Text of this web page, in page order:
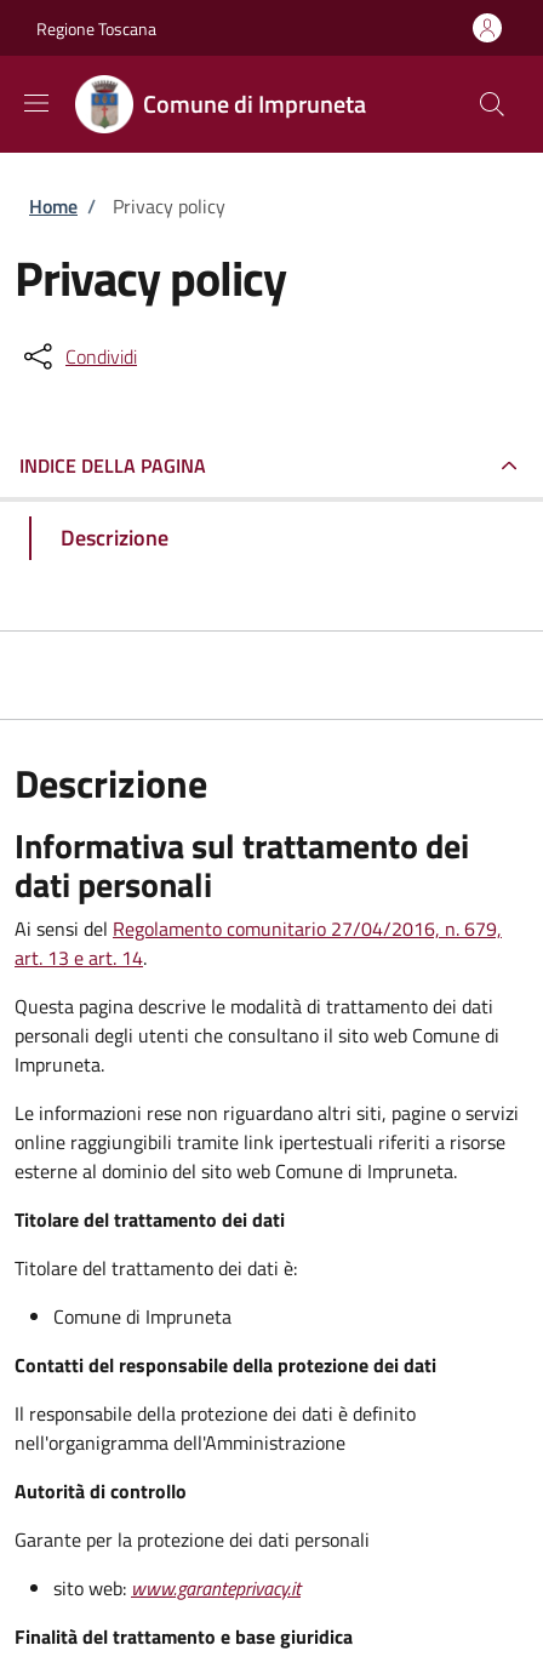
Regione Toscana
Comune di Impruneta
Briciole di pane
Home / Privacy policy
Privacy policy
Condividi
INDICE DELLA PAGINA
Descrizione
Descrizione
Informativa sul trattamento dei
dati personali
Ai sensi del Regolamento comunitario 27/04/2016, n. 679,
art. 13 e art. 14.
Questa pagina descrive le modalità di trattamento dei dati
personali degli utenti che consultano il sito web Comune di
Impruneta.
Le informazioni rese non riguardano altri siti, pagine o servizi
online raggiungibili tramite link ipertestuali riferiti a risorse
esterne al dominio del sito web Comune di Impruneta.
Titolare del trattamento dei dati
Titolare del trattamento dei dati è:
Comune di Impruneta
Contatti del responsabile della protezione dei dati
Il responsabile della protezione dei dati è definito
nell'organigramma dell'Amministrazione
Autorità di controllo
Garante per la protezione dei dati personali
sito web: www.garanteprivacy.it
Finalità del trattamento e base giuridica